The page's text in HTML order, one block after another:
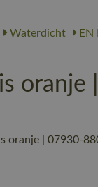
Waterdicht
EN
oranje | 07930-